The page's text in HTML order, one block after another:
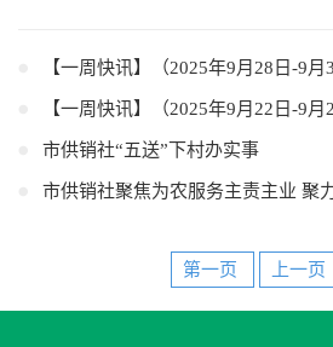
【一周快讯】（2025年9月28日-9月
【一周快讯】（2025年9月22日-9月
市供销社“五送”下村办实事
市供销社聚焦为农服务主责主业 聚
第一页 上一页